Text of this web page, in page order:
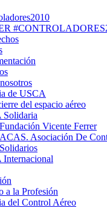
de USCA
del espacio aéreo
Solidaria
Fundación Vicente Ferrer
ACAS. Asociación De
Solidarios
Internacional
a la Profesión
del Control Aéreo